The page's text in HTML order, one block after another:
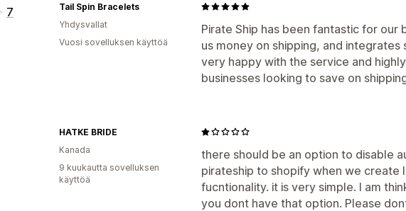
7
Pirate Ship has been fantastic for our
us money on shipping, and
very happy with the service and
businesses looking to save on
Tail Spin Bracelets
Yhdysvallat
Vuosi sovelluksen käyttöä
there should be an option to disable
pirateship to shopify when we create
fucntionality. it is very simple. I am
you dont have that option. Please
HATKE BRIDE
Kanada
9 kuukautta sovelluksen
käyttöä